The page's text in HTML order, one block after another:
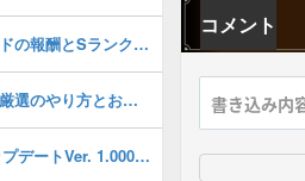
コメント
解鎖のアルシュベルドの報酬とSランクを取るコツ
巨戟アーティア武器厳選のやり方とおすすめスキル
2025年3月4日のアップデートVer. 1.000.04.00情報一覧